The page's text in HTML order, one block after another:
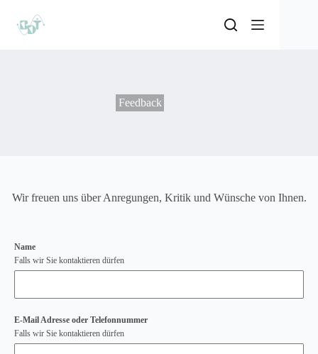
Feedback
Wir freuen uns über Anregungen, Kritik und Wünsche von Ihnen.
Name
Falls wir Sie kontaktieren dürfen
E-Mail Adresse oder Telefonnummer
Falls wir Sie kontaktieren dürfen